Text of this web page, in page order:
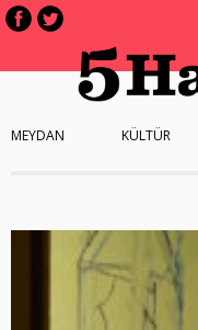
MEYDAN KÜLTÜR